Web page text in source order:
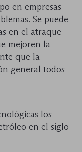
en empresas
Se puede
en el atraque
mejoren la
que la
general todos
los
en el siglo